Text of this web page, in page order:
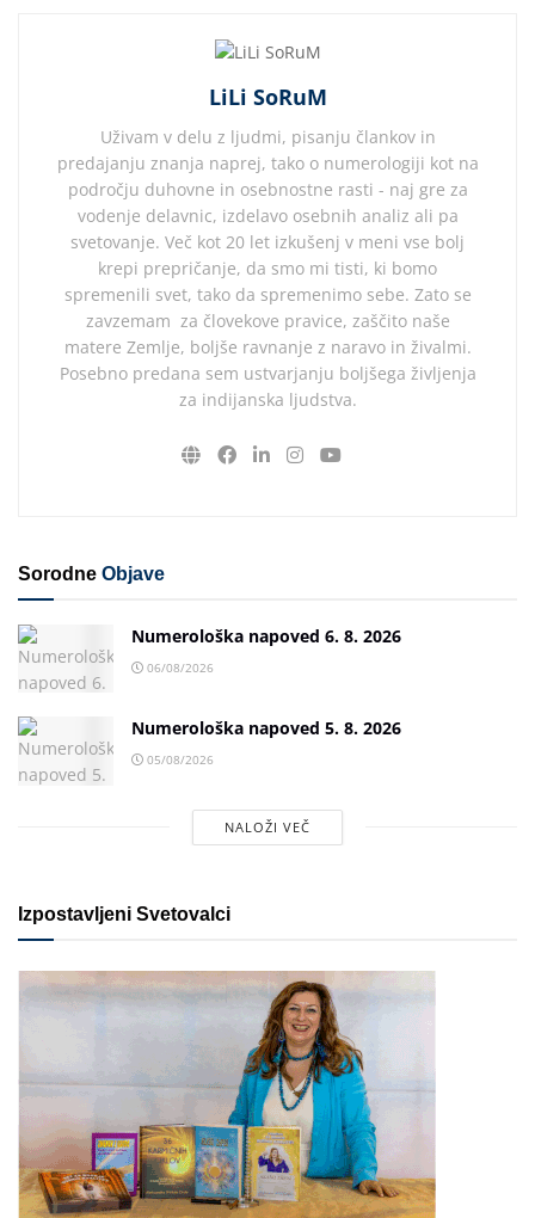
LiLi SoRuM
Uživam v delu z ljudmi, pisanju člankov in
predajanju znanja naprej, tako o numerologiji kot na
področju duhovne in osebnostne rasti - naj gre za
vodenje delavnic, izdelavo osebnih analiz ali pa
svetovanje. Več kot 20 let izkušenj v meni vse bolj
krepi prepričanje, da smo mi tisti, ki bomo
spremenili svet, tako da spremenimo sebe. Zato se
zavzemam za človekove pravice, zaščito naše
matere Zemlje, boljše ravnanje z naravo in živalmi.
Posebno predana sem ustvarjanju boljšega življenja
za indijanska ljudstva.
Sorodne Objave
Numerološka napoved 6. 8. 2026
06/08/2026
Numerološka napoved 5. 8. 2026
05/08/2026
NALOŽI VEČ
Izpostavljeni Svetovalci